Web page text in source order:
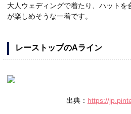
大人ウェディングで着たり、ハットを
が楽しめそうな一着です。
レーストップのAライン
出典： https://